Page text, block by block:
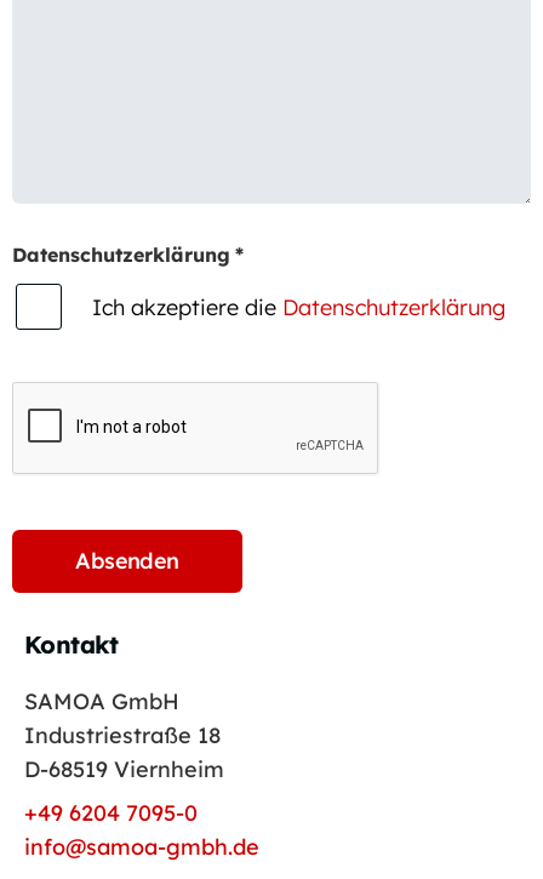
Datenschutzerklärung *
Ich akzeptiere die Datenschutzerklärung
Kontakt
SAMOA GmbH
Industriestraße 18
D-68519 Viernheim
+49 6204 7095-0
info@samoa-gmbh.de